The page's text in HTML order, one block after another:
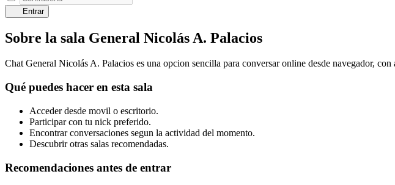
Entrar
Sobre la sala General Nicolás A. Palacios
Chat General Nicolás A. Palacios es una opcion sencilla para conversar online desde navegador,
Qué puedes hacer en esta sala
Acceder desde movil o escritorio.
Participar con tu nick preferido.
Encontrar conversaciones segun la actividad del momento.
Descubrir otras salas recomendadas.
Recomendaciones antes de entrar